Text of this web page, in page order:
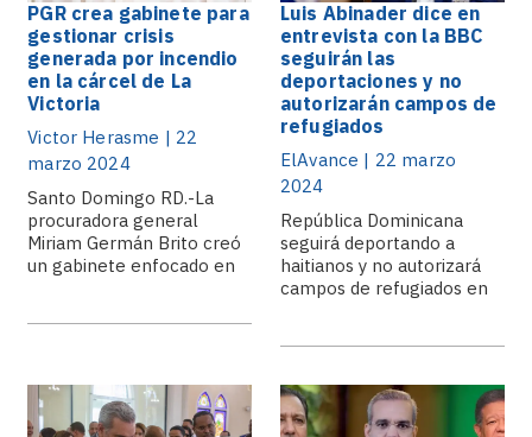
PGR crea gabinete para
gestionar crisis
generada por incendio
en la cárcel de La
Victoria
Victor Herasme | 22
marzo 2024
Santo Domingo RD.-La
procuradora general
Miriam Germán Brito creó
un gabinete enfocado en
Luis Abinader dice en
entrevista con la BBC
seguirán las
deportaciones y no
autorizarán campos de
refugiados
ElAvance | 22 marzo
2024
República Dominicana
seguirá deportando a
haitianos y no autorizará
campos de refugiados en